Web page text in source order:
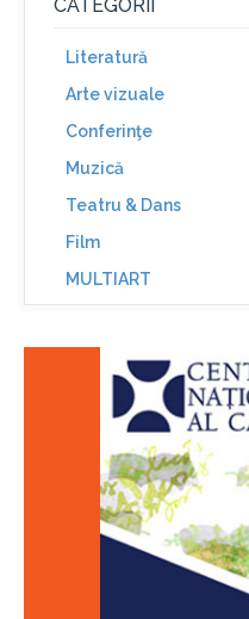
CATEGORII
Literatură
Arte vizuale
Conferinţe
Muzică
Teatru & Dans
Film
MULTIART